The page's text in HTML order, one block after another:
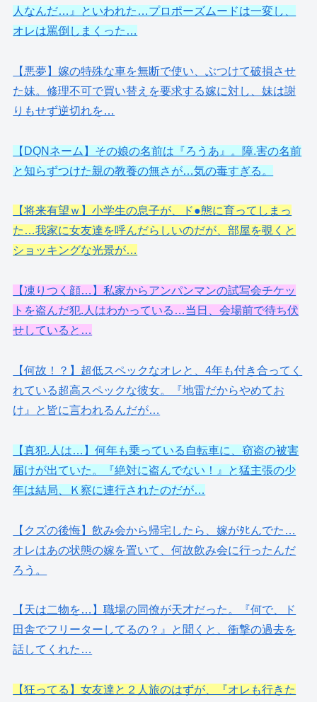
人なんだ…』といわれた…プロポーズムードは一変し、
オレは罵倒しまくった…
【悪夢】嫁の特殊な車を無断で使い、ぶつけて破損させ
た妹。修理不可で買い替えを要求する嫁に対し、妹は謝
りもせず逆切れを…
【DQNネーム】その娘の名前は『ろうあ』。障.害の名前
と知らずつけた親の教養の無さが…気の毒すぎる。
【将来有望ｗ】小学生の息子が、ド●態に育ってしまっ
た…我家に女友達を呼んだらしいのだが、部屋を覗くと
ショッキングな光景が…
【凍りつく顔…】私家からアンパンマンの試写会チケッ
トを盗んだ犯.人はわかっている…当日、会場前で待ち伏
せしていると…
【何故！？】超低スペックなオレと、4年も付き合ってく
れている超高スペックな彼女。『地雷だからやめてお
け』と皆に言われるんだが…
【真犯.人は…】何年も乗っている自転車に、窃盗の被害
届けが出ていた。『絶対に盗んでない！』と猛主張の少
年は結局、Ｋ察に連行されたのだが…
【クズの後悔】飲み会から帰宅したら、嫁がﾀﾋんでた…
オレはあの状態の嫁を置いて、何故飲み会に行ったんだ
ろう。
【天は二物を…】職場の同僚が天才だった。『何で、ド
田舎でフリーターしてるの？』と聞くと、衝撃の過去を
話してくれた…
【狂ってる】女友達と２人旅のはずが、『オレも行きた